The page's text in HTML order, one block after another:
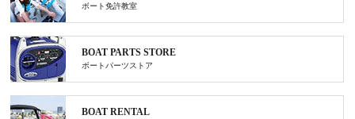
ボート免許教室
BOAT PARTS STORE
ボートパーツストア
BOAT RENTAL